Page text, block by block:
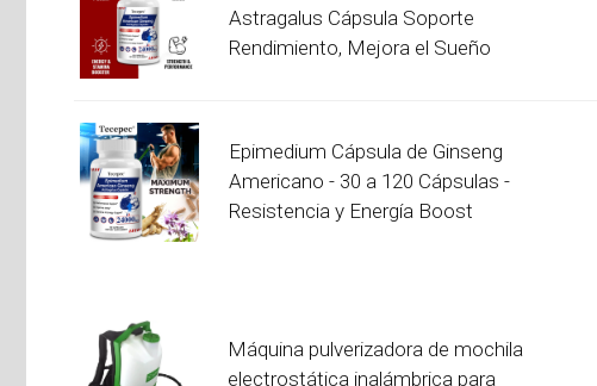
Astragalus Cápsula Soporte
Rendimiento, Mejora el Sueño
Epimedium Cápsula de Ginseng
Americano - 30 a 120 Cápsulas -
Resistencia y Energía Boost
Máquina pulverizadora de mochila
electrostática inalámbrica para